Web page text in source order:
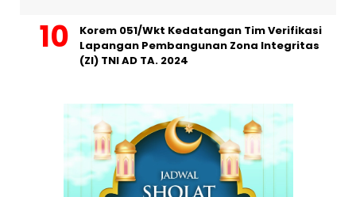
Korem 051/Wkt Kedatangan Tim Verifikasi
Lapangan Pembangunan Zona Integritas
(ZI) TNI AD TA. 2024